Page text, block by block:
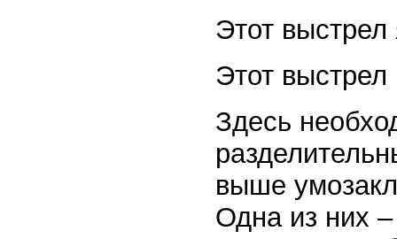
Этот
Этот
Здесь
выше
Одна из них